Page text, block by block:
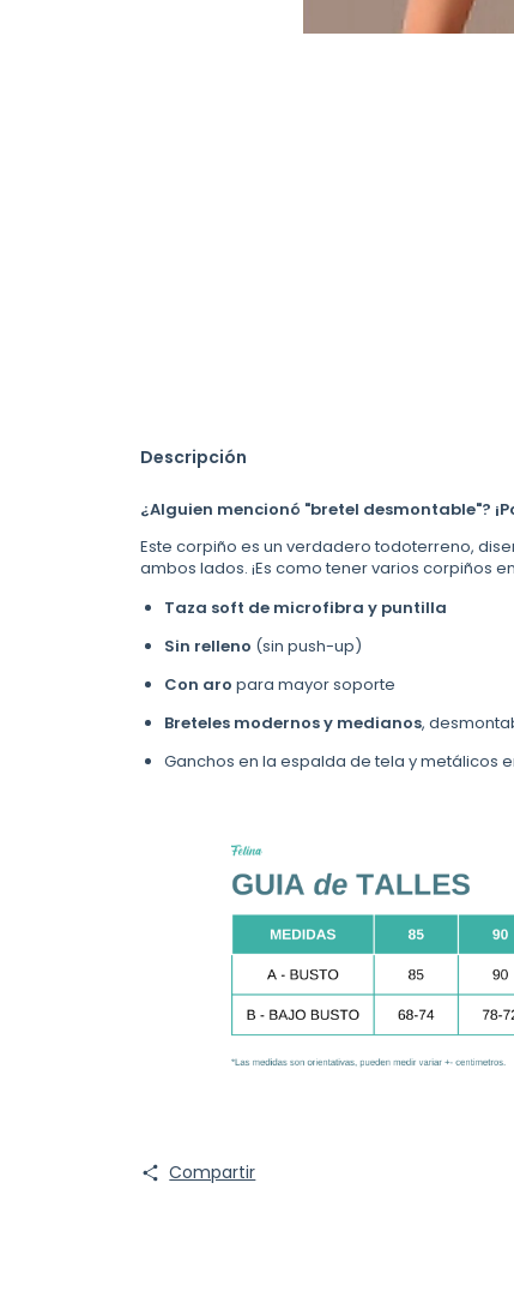
Descripción
¿Alguien mencionó "bretel desmontable"?
Este corpiño es un verdadero todoterreno,
ambos lados. ¡Es como tener varios corpiños
Taza soft de microfibra y puntilla
Sin relleno (sin push-up)
Con aro para mayor soporte
Breteles modernos y medianos,
Ganchos en la espalda de tela y metálicos
Compartir